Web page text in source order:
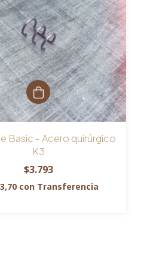
Basic - Acero quirúrgico
K3
$3.793
con Transferencia